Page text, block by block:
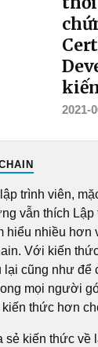
2021-
trình viên,
vẫn thích Lập
hiểu nhiều hơn
Với kiến
lại cũng như để
mọi người
thức hơn
sẻ kiến thức về